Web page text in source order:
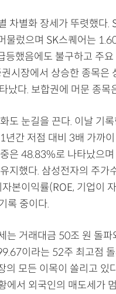
차별화 장세가 뚜렷했다.
물렀으며 SK스퀘어는
등했음에도 불구하고 주
시장에서 상승한 종목
났다. 보합권에 머문 종목
도 눈길을 끈다. 이날 기
간 저점 대비 3배 가까
은 48.83%로 나타났으
지했다. 삼성전자의 주가
본이익률(ROE, 기업이
록 중이다.
는 거래대금 50조 원 돌
이라는 52주 최고점
의 모든 이목이 쏠리고 있
에서 외국인의 매도세가